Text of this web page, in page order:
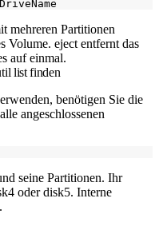
mehreren Partitionen
Volume. eject entfernt das
auf einmal.
list finden
benötigen Sie die
angeschlossenen
seine Partitionen. Ihr
oderdisk5. Interne
.